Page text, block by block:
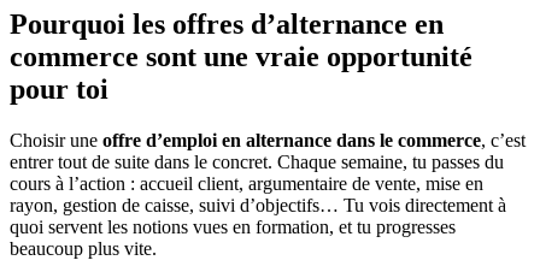
Pourquoi les offres d’alternance en
commerce sont une vraie opportunité
pour toi
Choisir une offre d’emploi en alternance dans le commerce, c’est
entrer tout de suite dans le concret. Chaque semaine, tu passes du
cours à l’action : accueil client, argumentaire de vente, mise en
rayon, gestion de caisse, suivi d’objectifs… Tu vois directement à
quoi servent les notions vues en formation, et tu progresses
beaucoup plus vite.